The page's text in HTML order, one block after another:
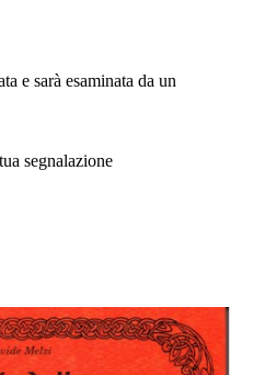
e sarà esaminata da un
segnalazione